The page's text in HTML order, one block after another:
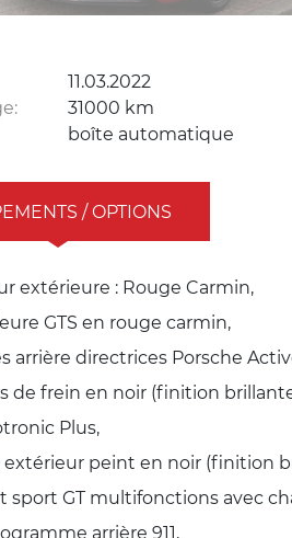
11.03.2022
31000 km
boîte automatique
/ OPTIONS
extérieure : Rouge Carmin,
GTS en rouge carmin,
arrière directrices Porsche
de frein en noir (finition
Plus,
extérieur peint en noir (finition
sport GT multifonctions avec
arrière 911,